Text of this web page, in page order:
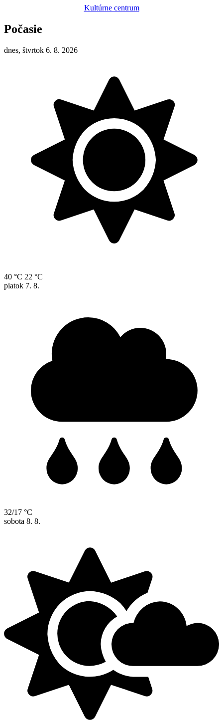
Kultúrne centrum
Počasie
dnes, štvrtok 6. 8. 2026
40 °C 22 °C
piatok 7. 8.
32/17 °C
sobota 8. 8.